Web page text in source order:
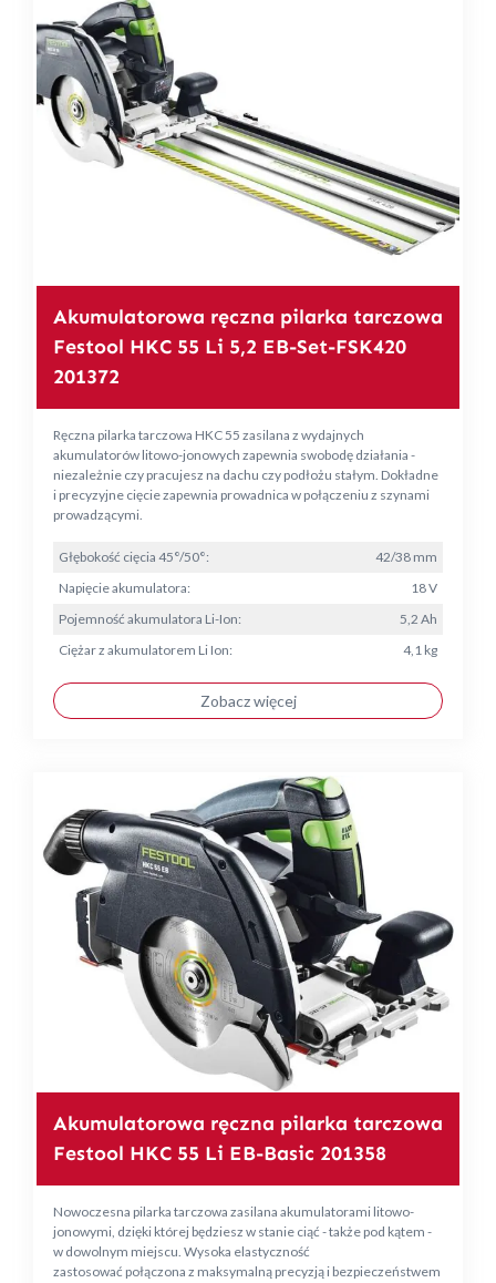
Akumulatorowa ręczna pilarka tarczowa
Festool HKC 55 Li 5,2 EB-Set-FSK420
201372
Ręczna pilarka tarczowa HKC 55 zasilana z wydajnych
akumulatorów litowo-jonowych zapewnia swobodę działania -
niezależnie czy pracujesz na dachu czy podłożu stałym. Dokładne
i precyzyjne cięcie zapewnia prowadnica w połączeniu z szynami
prowadzącymi.
Głębokość cięcia 45°/50°:
42/38 mm
Napięcie akumulatora:
18 V
Pojemność akumulatora Li-Ion:
5,2 Ah
Ciężar z akumulatorem Li Ion:
4,1 kg
Zobacz więcej
Akumulatorowa ręczna pilarka tarczowa
Festool HKC 55 Li EB-Basic 201358
Nowoczesna pilarka tarczowa zasilana akumulatorami litowo-
jonowymi, dzięki której będziesz w stanie ciąć - także pod kątem -
w dowolnym miejscu. Wysoka elastyczność
zastosować połączona z maksymalną precyzją i bezpieczeństwem